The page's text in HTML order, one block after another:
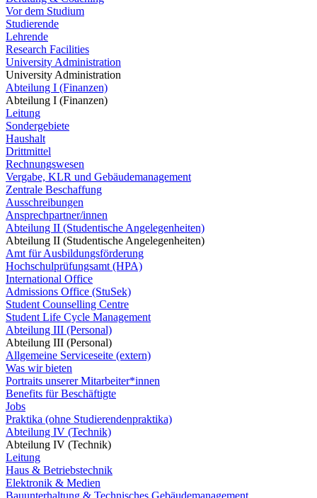
Vor dem Studium
Studierende
Lehrende
Research Facilities
University Administration
University Administration
Abteilung I (Finanzen)
Abteilung I (Finanzen)
Leitung
Sondergebiete
Haushalt
Drittmittel
Rechnungswesen
Vergabe, KLR und Gebäudemanagement
Zentrale Beschaffung
Ausschreibungen
Ansprechpartner/innen
Abteilung II (Studentische Angelegenheiten)
Abteilung II (Studentische Angelegenheiten)
Amt für Ausbildungsförderung
Hochschulprüfungsamt (HPA)
International Office
Admissions Office (StuSek)
Student Counselling Centre
Student Life Cycle Management
Abteilung III (Personal)
Abteilung III (Personal)
Allgemeine Serviceseite (extern)
Was wir bieten
Portraits unserer Mitarbeiter*innen
Benefits für Beschäftigte
Jobs
Praktika (ohne Studierendenpraktika)
Abteilung IV (Technik)
Abteilung IV (Technik)
Leitung
Haus & Betriebstechnik
Elektronik & Medien
Bauunterhaltung & Technisches Gebäudemanagement